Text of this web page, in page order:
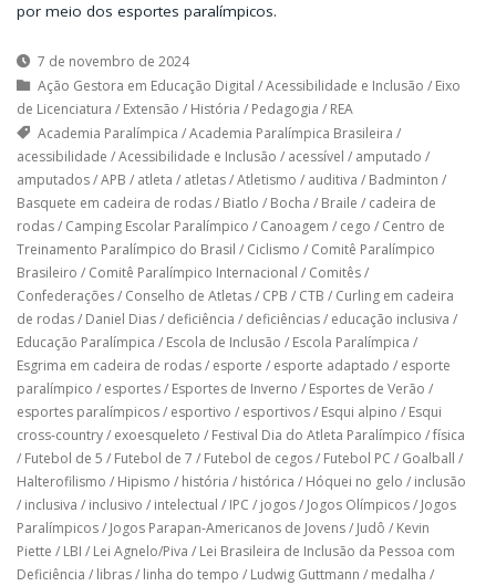
por meio dos esportes paralímpicos.
7 de novembro de 2024
Ação Gestora em Educação Digital /Acessibilidade e Inclusão / Eixo
de Licenciatura / Extensão / História / Pedagogia / REA
Academia Paralímpica /Academia Paralímpica Brasileira /
acessibilidade /Acessibilidade e Inclusão / acessível / amputado /
amputados/APB / atleta / atletas/Atletismo / auditiva / Badminton /
Basquete em cadeira de rodas/ Biatlo / Bocha / Braile / cadeira de
rodas/ Camping Escolar Paralímpico / Canoagem / cego / Centro de
Treinamento Paralímpico do Brasil / Ciclismo / Comitê Paralímpico
Brasileiro / Comitê Paralímpico Internacional / Comitês/
Confederações/ Conselho de Atletas/ CPB / CTB / Curling em cadeira
de rodas/ Daniel Dias/ deficiência / deficiências/ educação inclusiva /
Educação Paralímpica / Escola de Inclusão / Escola Paralímpica /
Esgrima em cadeira de rodas/ esporte / esporte adaptado / esporte
paralímpico / esportes/ Esportes de Inverno / Esportes de Verão /
esportes paralímpicos/ esportivo / esportivos/ Esqui alpino / Esqui
cross-country/ exoesqueleto / Festival Dia do Atleta Paralímpico /física
/ Futebol de 5 / Futebol de 7 / Futebol de cegos/ Futebol PC / Goalball /
Halterofilismo / Hipismo / história / histórica / Hóquei no gelo / inclusão
/ inclusiva / inclusivo / intelectual / IPC / jogos/ Jogos Olímpicos/ Jogos
Paralímpicos/ Jogos Parapan-Americanos de Jovens/ Judô / Kevin
Piette / LBI / Lei Agnelo/Piva / Lei Brasileira de Inclusão da Pessoa com
Deficiência / libras/ linha do tempo / Ludwig Guttmann / medalha /